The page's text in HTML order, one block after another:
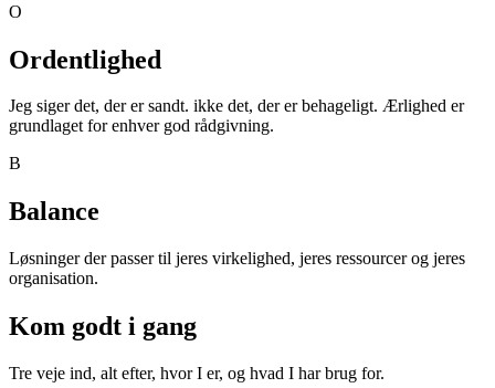
O
Ordentlighed
Jeg siger det, der er sandt. ikke det, der er behageligt. Ærlighed er
grundlaget for enhver god rådgivning.
B
Balance
Løsninger der passer til jeres virkelighed, jeres ressourcer og jeres
organisation.
Kom godt i gang
Tre veje ind, alt efter, hvor I er, og hvad I har brug for.